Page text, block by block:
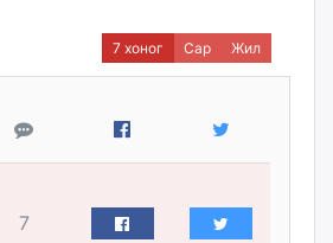
Ц.Будханд: Дүүгээ гараад
долоон сарын хугацаа
Барилгын салбарын 100
7 хоног Сар Жил
7